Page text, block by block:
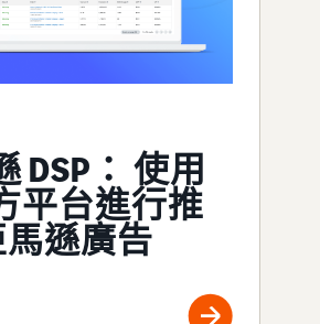
DSP： 使用
平台進行推
馬遜廣告